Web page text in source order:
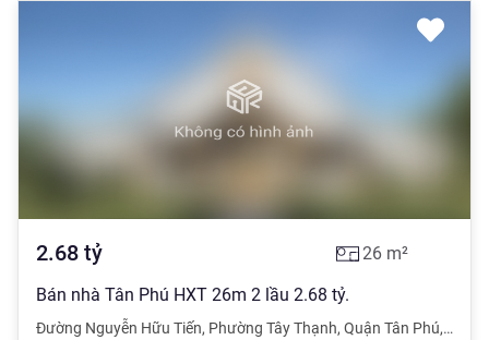
2.68 tỷ 26 m²
Bán nhà Tân Phú HXT 26m 2 lầu 2.68 tỷ.
Đường Nguyễn Hữu Tiến, Phường Tây Thạnh, Quận Tân Phú, Hồ